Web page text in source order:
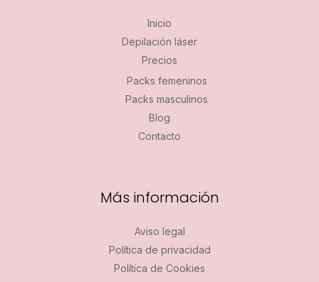
Inicio
Depilación láser
Precios
Packs femeninos
Packs masculinos
Blog
Contacto
Más información
Aviso legal
Política de privacidad
Política de Cookies